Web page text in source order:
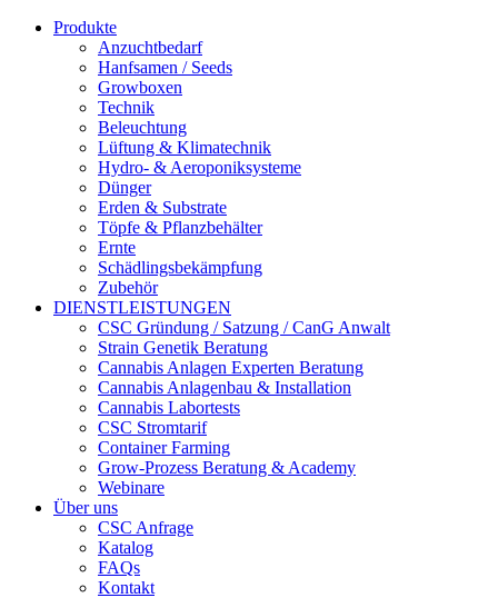
Produkte
Anzuchtbedarf
Hanfsamen / Seeds
Growboxen
Technik
Beleuchtung
Lüftung & Klimatechnik
Hydro- & Aeroponiksysteme
Dünger
Erden & Substrate
Töpfe & Pflanzbehälter
Ernte
Schädlingsbekämpfung
Zubehör
DIENSTLEISTUNGEN
CSC Gründung / Satzung / CanG Anwalt
Strain Genetik Beratung
Cannabis Anlagen Experten Beratung
Cannabis Anlagenbau & Installation
Cannabis Labortests
CSC Stromtarif
Container Farming
Grow-Prozess Beratung & Academy
Webinare
Über uns
CSC Anfrage
Katalog
FAQs
Kontakt